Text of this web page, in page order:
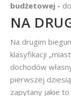
budżetowej -
NA
Na drugim
klasyfikacji
dochodów
pierwszej
zapytany jakie to